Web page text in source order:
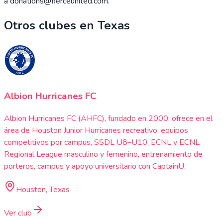
Otros clubes en Texas
Albion Hurricanes FC
Albion Hurricanes FC (AHFC), fundado en 2000, ofrece en el
área de Houston Junior Hurricanes recreativo, equipos
competitivos por campus, SSDL U8–U10, ECNL y ECNL
Regional League masculino y femenino, entrenamiento de
porteros, campus y apoyo universitario con CaptainU.
Houston, Texas
Ver club